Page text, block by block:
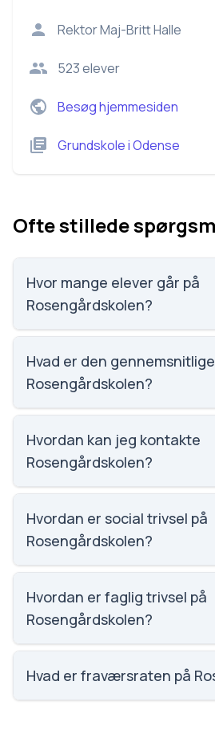
RektorMaj-Britt Halle
523elever
Besøg hjemmesiden
GrundskoleiOdense
Ofte stillede
Hvor mange elever går på
Rosengårdskolen?
Rosengårdskolen har 523
nummer 476 ud af 3143 skoler.
Hvad er den
Rosengårdskolen?
Karaktergennemsnittet på
nummer 1434 ud af 3143 skoler.
Hvordan kan jeg kontakte
Rosengårdskolen?
Email:
6375 3700. Adresse:
Stærmosegårdsvej 51, 5230
Maj-Britt Halle.
Hvordan er social trivsel på
Rosengårdskolen?
Social trivsel på
nummer 856 ud af 3143 skoler.
elevernes egne besvarelser.
Hvordan er faglig trivsel på
Rosengårdskolen?
Faglig trivsel på
nummer 622 ud af 3143 skoler.
Hvad er fraværsraten på